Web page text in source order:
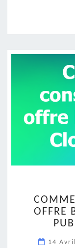
OFFRE
14